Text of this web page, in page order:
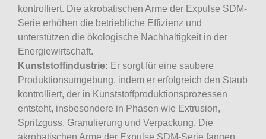
kontrolliert. Die akrobatischen Arme der Expulse SDM-
Serie erhöhen die betriebliche Effizienz und
unterstützen die ökologische Nachhaltigkeit in der
Energiewirtschaft.
Kunststoffindustrie: Er sorgt für eine saubere
Produktionsumgebung, indem er erfolgreich den Staub
kontrolliert, der in Kunststoffproduktionsprozessen
entsteht, insbesondere in Phasen wie Extrusion,
Spritzguss, Granulierung und Verpackung. Die
akrobatischen Arme der Expulse SDM-Serie fangen